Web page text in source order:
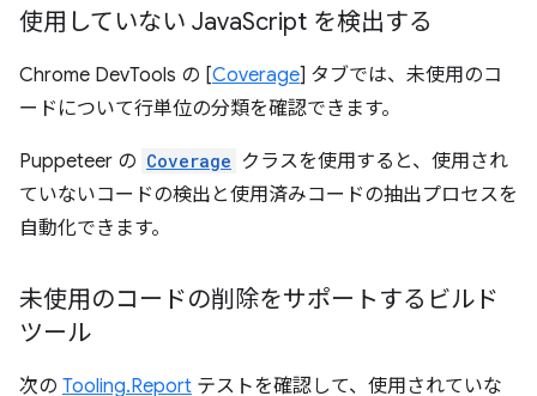
使用していない JavaScript を検出する
Chrome DevTools の [Coverage] タブでは、未使用のコ
ードについて行単位の分類を確認できます。
Puppeteer の Coverage クラスを使用すると、使用され
ていないコードの検出と使用済みコードの抽出プロセスを
自動化できます。
未使用のコードの削除をサポートするビルド
ツール
次の Tooling.Report テストを確認して、使用されていな